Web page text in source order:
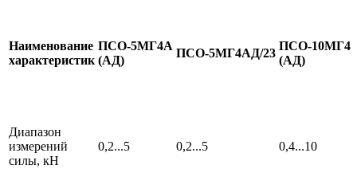
Наименование
характеристик
ПСО-5МГ4А
(АД)
ПСО-5МГ4АД/23
ПСО-
(АД)
Диапазон
измерений
силы, кН
0,2...5 0,2...5 0,4...10